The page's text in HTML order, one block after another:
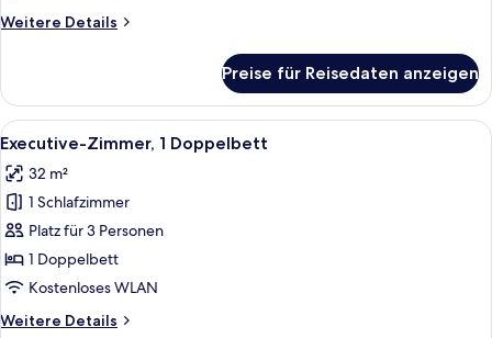
Weitere Details
Weitere
Zimmer,
2 Doppelbetten,
Stadtblick
Preise für Reisedaten anzeigen
Alle
Fotos
für
Executive-
Zimmer,
1
Doppelbett
Ein Hotelzimmer mit zwei Betten,
9
Executive-Zimmer, 1 Doppelbett
32 m²
1 Schlafzimmer
Platz für 3 Personen
1 Doppelbett
Kostenloses WLAN
Weitere Details
Weitere